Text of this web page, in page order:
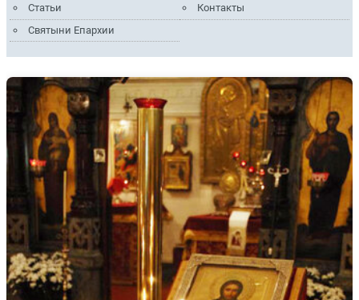
Статьи
Контакты
Святыни Епархии